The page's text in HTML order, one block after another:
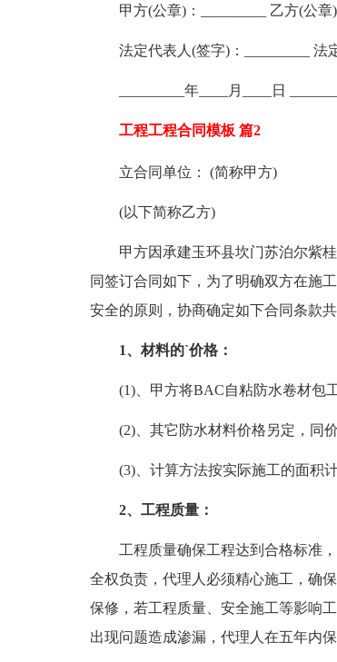
甲方(公章)：_________ 乙方(公章)
法定代表人(签字)：_________ 法定
_________年____月____日
工程工程合同模板 篇2
立合同单位： (简称甲方)
(以下简称乙方)
甲方因承建玉环县坎门苏泊尔紫桂
同签订合同如下，为了明确双方在施
安全的原则，协商确定如下合同条款共
1、材料的`价格：
(1)、甲方将BAC自粘防水卷材包工
(2)、其它防水材料价格另定，同价
(3)、计算方法按实际施工的面积计
2、工程质量：
工程质量确保工程达到合格标准，
全权负责，代理人必须精心施工，确
保修，若工程质量、安全施工等影响
出现问题造成渗漏，代理人在五年内